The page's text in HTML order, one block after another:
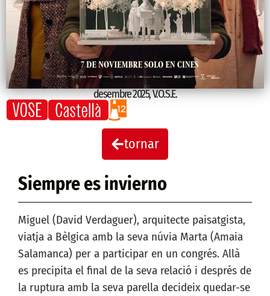
desembre 2025,V.O.S.E.
tornar
Siempre es invierno
Miguel (David Verdaguer), arquitecte paisatgista,
viatja a Bèlgica amb la seva núvia Marta (Amaia
Salamanca) per a participar en un congrés. Allà
es precipita el final de la seva relació i després de
la ruptura amb la seva parella decideix quedar-se